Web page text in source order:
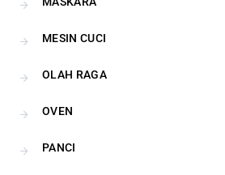
MESIN CUCI
OLAH RAGA
OVEN
PANCI